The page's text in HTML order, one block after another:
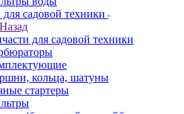
для садовой техники
Назад
для садовой техники
кольца, шатуны
стартеры